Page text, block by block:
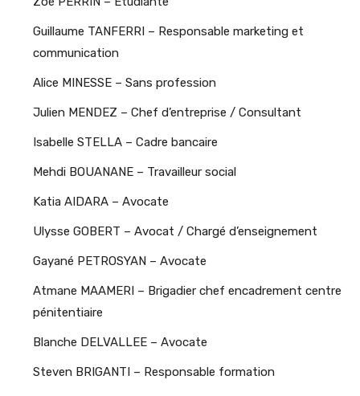
Guillaume TANFERRI – Responsable marketing et
communication
Alice MINESSE – Sans profession
Julien MENDEZ – Chef d’entreprise / Consultant
Isabelle STELLA – Cadre bancaire
Mehdi BOUANANE – Travailleur social
Katia AIDARA – Avocate
Ulysse GOBERT – Avocat / Chargé d’enseignement
Gayané PETROSYAN – Avocate
Atmane MAAMERI – Brigadier chef encadrement centre
pénitentiaire
Blanche DELVALLEE – Avocate
Steven BRIGANTI – Responsable formation